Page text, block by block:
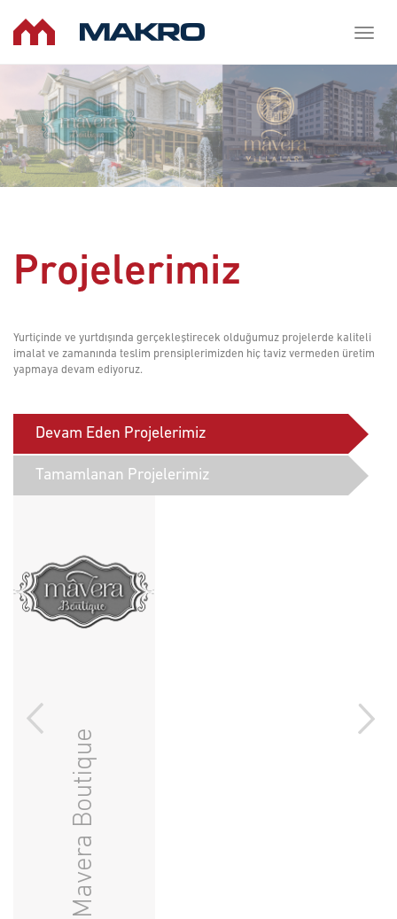
Projelerimiz
Yurtiçinde ve yurtdışında gerçekleştirecek olduğumuz projelerde kaliteli
imalat ve zamanında teslim prensiplerimizden hiç taviz vermeden üretim
yapmaya devam ediyoruz.
Devam Eden Projelerimiz
Tamamlanan Projelerimiz
Mavera Boutique
Mavera Villaları